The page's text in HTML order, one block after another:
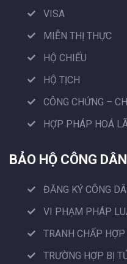
VISA
MIỄN THỊ THỰC
HỘ CHIẾU
HỘ TỊCH
CÔNG CHỨNG –
HỢP PHÁP HOÁ
BẢO HỘ CÔNG DÂN
ĐĂNG KÝ CÔNG
VI PHẠM PHÁP
TRANH CHẤP
TRƯỜNG HỢP BỊ